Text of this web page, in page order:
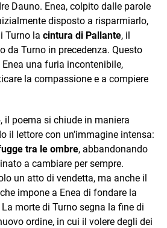
Dauno. Enea, colpito dalle parole
disposto a risparmiarlo,
Turno la cintura di Pallante, il
da Turno in precedenza. Questo
una furia incontenibile,
la compassione e a compiere
il poema si chiude in maniera
il lettore con un’immagine intensa:
tra le ombre, abbandonando
a cambiare per sempre.
un atto di vendetta, ma anche il
che impone a Enea di fondare la
morte di Turno segna la fine di
ordine, in cui il volere degli dei